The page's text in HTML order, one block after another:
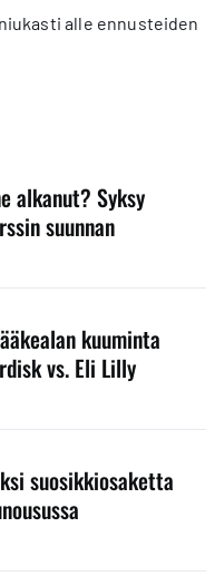
alle ennusteiden
alkanut? Syksy
suunnan
kuuminta
vs. Eli Lilly
suosikkiosaketta